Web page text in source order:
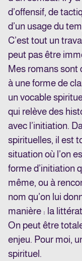
d’offensif, de
d’un usage du
C’est tout un
peut pas être
Mes romans sont
à une forme de
un vocable
qui relève des
avec l’initiation.
spirituelles, il est
situation où l’on
forme d’initiation
même, ou à
nom qu’on lui
manière : la
On peut être
enjeu. Pour moi,
spirituel.